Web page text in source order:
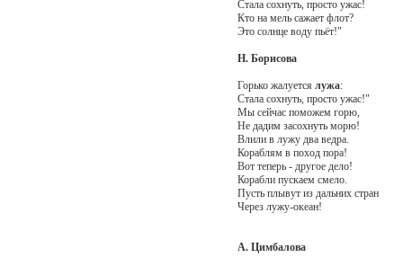
Стала сохнуть, просто ужас!
Кто на мель сажает флот?
Это солнце воду пьёт!"
Н. Борисова
Горько жалуется лужа:
Стала сохнуть, просто ужас!"
Мы сейчас поможем горю,
Не дадим засохнуть морю!
Влили в лужу два ведра.
Кораблям в поход пора!
Вот теперь - другое дело!
Корабли пускаем смело.
Пусть плывут из дальних стран
Через лужу-океан!
А. Цимбалова